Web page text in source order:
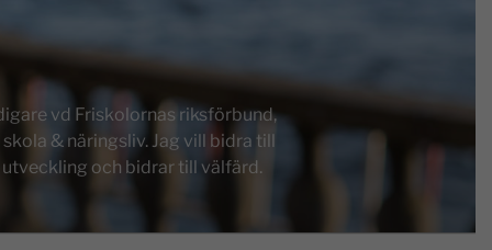
vd Friskolornas riksförbund,
& näringsliv. Jag vill bidra till
och bidrar till välfärd.